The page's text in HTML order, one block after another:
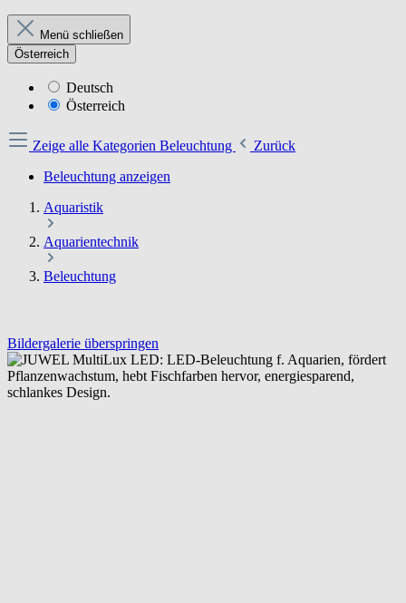
Menü schließen
Österreich
Deutsch
Österreich
Zeige alle Kategorien Beleuchtung
Zurück
Beleuchtung anzeigen
Aquaristik
Aquarientechnik
Beleuchtung
Bildergalerie überspringen